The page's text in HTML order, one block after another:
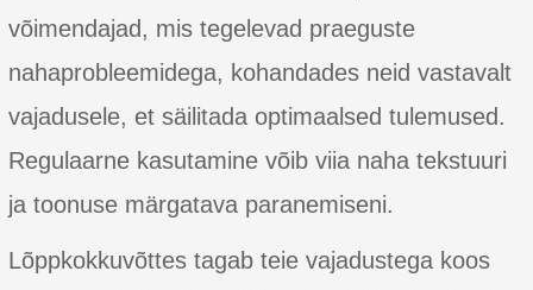
võimendajad, mis tegelevad praeguste
nahaprobleemidega, kohandades neid vastavalt
vajadusele, et säilitada optimaalsed tulemused.
Regulaarne kasutamine võib viia naha tekstuuri
ja toonuse märgatava paranemiseni.
Lõppkokkuvõttes tagab teie vajadustega koos